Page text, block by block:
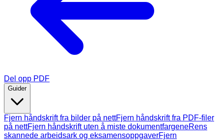
Del opp PDF
Guider
Fjern håndskrift fra bilder på nettFjern håndskrift fra PDF-filer
på nettFjern håndskrift uten å miste dokumentfargeneRens
skannede arbeidsark og eksamensoppgaverFjern